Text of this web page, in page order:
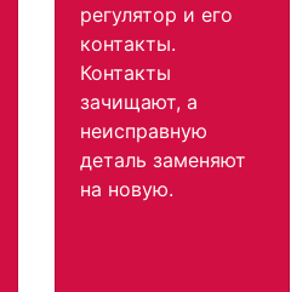
регулятор и его
контакты.
Контакты
зачищают, а
неисправную
деталь заменяют
на новую.